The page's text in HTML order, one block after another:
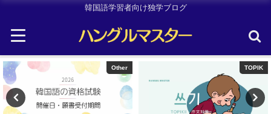
韓国語学習者向け独学ブログ
Other TOPIK